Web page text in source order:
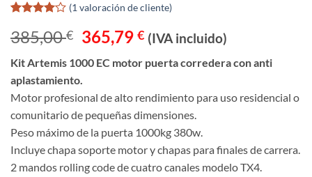
con4de
5 en
base a
valoración
de un
(1 valoración de cliente)
385,00€ El
precio
original
era:
385,00 €.
365,79€El
actual
365,79 €.
(IVA incluido)
Kit Artemis 1000 EC motor puerta corredera con anti
aplastamiento.
Motor profesional de alto rendimiento para uso residencial o
comunitario de pequeñas dimensiones.
Peso máximo de la puerta 1000kg 380w.
Incluye chapa soporte motor y chapas para finales de carrera.
2 mandos rolling code de cuatro canales modelo TX4.